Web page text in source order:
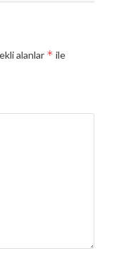
alanlar * ile